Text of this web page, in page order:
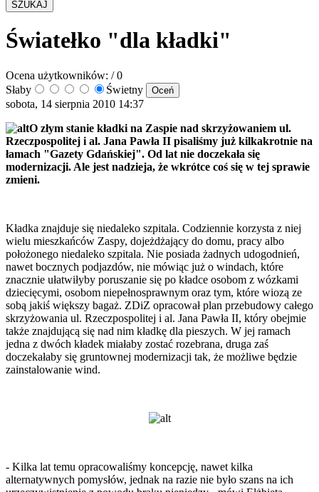
SZUKAJ
Światełko "dla kładki"
Ocena użytkowników: / 0
Słaby
Świetny
sobota, 14 sierpnia 2010 14:37
O złym stanie kładki na Zaspie nad skrzyżowaniem ul.
Rzeczpospolitej i al. Jana Pawła II pisaliśmy już kilkakrotnie na
łamach "Gazety Gdańskiej". Od lat nie doczekała się
modernizacji. Ale jest nadzieja, że wkrótce coś się w tej sprawie
zmieni.
Kładka znajduje się niedaleko szpitala. Codziennie korzysta z niej
wielu mieszkańców Zaspy, dojeżdżający do domu, pracy albo
położonego niedaleko szpitala. Nie posiada żadnych udogodnień,
nawet bocznych podjazdów, nie mówiąc już o windach, które
znacznie ułatwiłyby poruszanie się po kładce osobom z wózkami
dziecięcymi, osobom niepełnosprawnym oraz tym, które wiozą ze
sobą jakiś większy bagaż. ZDiZ opracował plan przebudowy całego
skrzyżowania ul. Rzeczpospolitej i al. Jana Pawła II, który obejmie
także znajdującą się nad nim kładkę dla pieszych. W jej ramach
jedna z dwóch kładek miałaby zostać rozebrana, druga zaś
doczekałaby się gruntownej modernizacji tak, że możliwe będzie
zainstalowanie wind.
- Kilka lat temu opracowaliśmy koncepcję, nawet kilka
alternatywnych pomysłów, jednak na razie nie było szans na ich